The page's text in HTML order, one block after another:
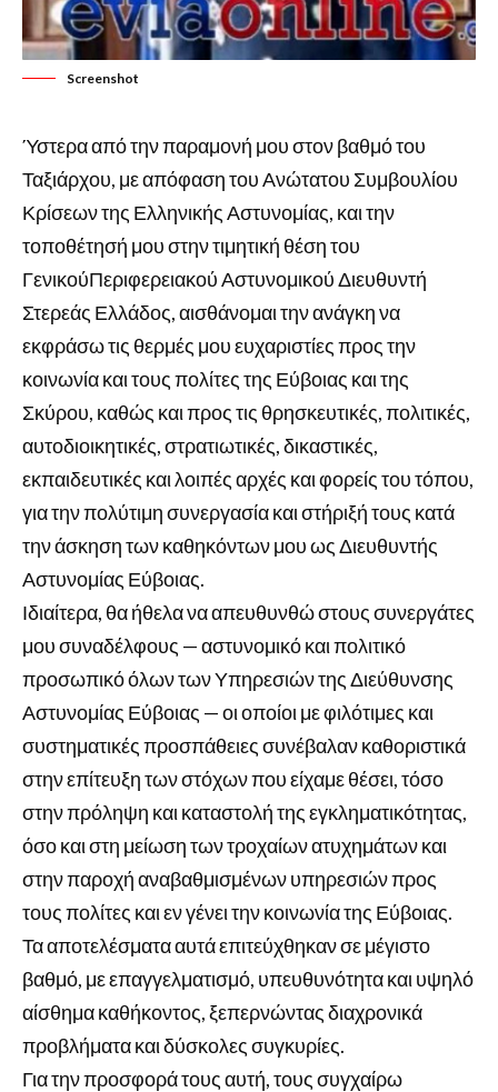
Screenshot
Ύστερα από την παραμονή μου στον βαθμό του
Ταξιάρχου, με απόφαση του Ανώτατου Συμβουλίου
Κρίσεων της Ελληνικής Αστυνομίας, και την
τοποθέτησή μου στην τιμητική θέση του
ΓενικούΠεριφερειακού Αστυνομικού Διευθυντή
Στερεάς Ελλάδος, αισθάνομαι την ανάγκη να
εκφράσω τις θερμές μου ευχαριστίες προς την
κοινωνία και τους πολίτες της Εύβοιας και της
Σκύρου, καθώς και προς τις θρησκευτικές, πολιτικές,
αυτοδιοικητικές, στρατιωτικές, δικαστικές,
εκπαιδευτικές και λοιπές αρχές και φορείς του τόπου,
για την πολύτιμη συνεργασία και στήριξή τους κατά
την άσκηση των καθηκόντων μου ως Διευθυντής
Αστυνομίας Εύβοιας.
Ιδιαίτερα, θα ήθελα να απευθυνθώ στους συνεργάτες
μου συναδέλφους — αστυνομικό και πολιτικό
προσωπικό όλων των Υπηρεσιών της Διεύθυνσης
Αστυνομίας Εύβοιας — οι οποίοι με φιλότιμες και
συστηματικές προσπάθειες συνέβαλαν καθοριστικά
στην επίτευξη των στόχων που είχαμε θέσει, τόσο
στην πρόληψη και καταστολή της εγκληματικότητας,
όσο και στη μείωση των τροχαίων ατυχημάτων και
στην παροχή αναβαθμισμένων υπηρεσιών προς
τους πολίτες και εν γένει την κοινωνία της Εύβοιας.
Τα αποτελέσματα αυτά επιτεύχθηκαν σε μέγιστο
βαθμό, με επαγγελματισμό, υπευθυνότητα και υψηλό
αίσθημα καθήκοντος, ξεπερνώντας διαχρονικά
προβλήματα και δύσκολες συγκυρίες.
Για την προσφορά τους αυτή, τους συγχαίρω